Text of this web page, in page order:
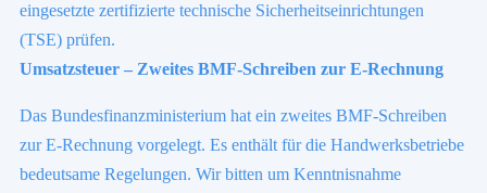
eingesetzte zertifizierte technische Sicherheitseinrichtungen
(TSE) prüfen.
Umsatzsteuer – Zweites BMF-Schreiben zur E-Rechnung
Das Bundesfinanzministerium hat ein zweites BMF-Schreiben
zur E-Rechnung vorgelegt. Es enthält für die Handwerksbetriebe
bedeutsame Regelungen. Wir bitten um Kenntnisnahme